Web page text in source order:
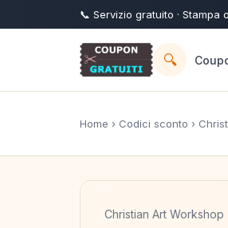
📞 Servizio gratuito · Stampa
🔍
Home › Codici sconto ›
Christian Art Workshop